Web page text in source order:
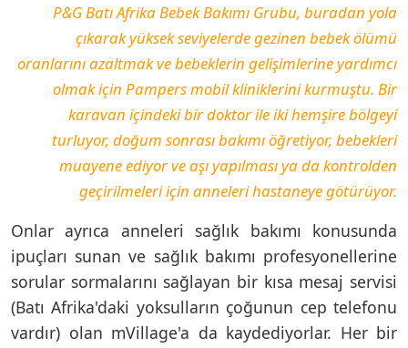
P&G Batı Afrika Bebek Bakımı Grubu, buradan yola
çıkarak yüksek seviyelerde gezinen bebek ölümü
oranlarını azaltmak ve bebeklerin gelişimlerine yardımcı
olmak için Pampers mobil kliniklerini kurmuştu. Bir
karavan içindeki bir doktor ile iki hemşire bölgeyi
turluyor, doğum sonrası bakımı öğretiyor, bebekleri
muayene ediyor ve aşı yapılması ya da kontrolden
geçirilmeleri için anneleri hastaneye götürüyor.
Onlar ayrıca anneleri sağlık bakımı konusunda
ipuçları sunan ve sağlık bakımı profesyonellerine
sorular sormalarını sağlayan bir kısa mesaj servisi
(Batı Afrika'daki yoksulların çoğunun cep telefonu
vardır) olan mVillage'a da kaydediyorlar. Her bir